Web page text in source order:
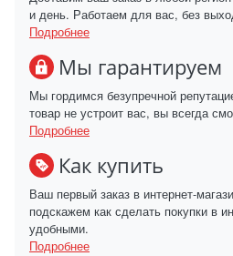
и день. Работаем для вас, без
Подробнее
Мы гарантируем
Мы гордимся безупречной
товар не устроит вас, вы всегда
Подробнее
Как купить
Ваш первый заказ в интернет-
подскажем как сделать покупки в
удобными.
Подробнее